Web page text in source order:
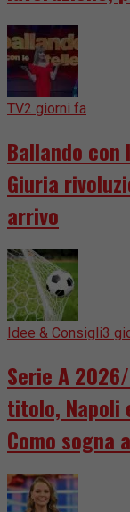
TV2 giorni fa
Ballando
Giuria
arrivo
Idee & Consigli3
Serie A
titolo, Napoli
Como sogna